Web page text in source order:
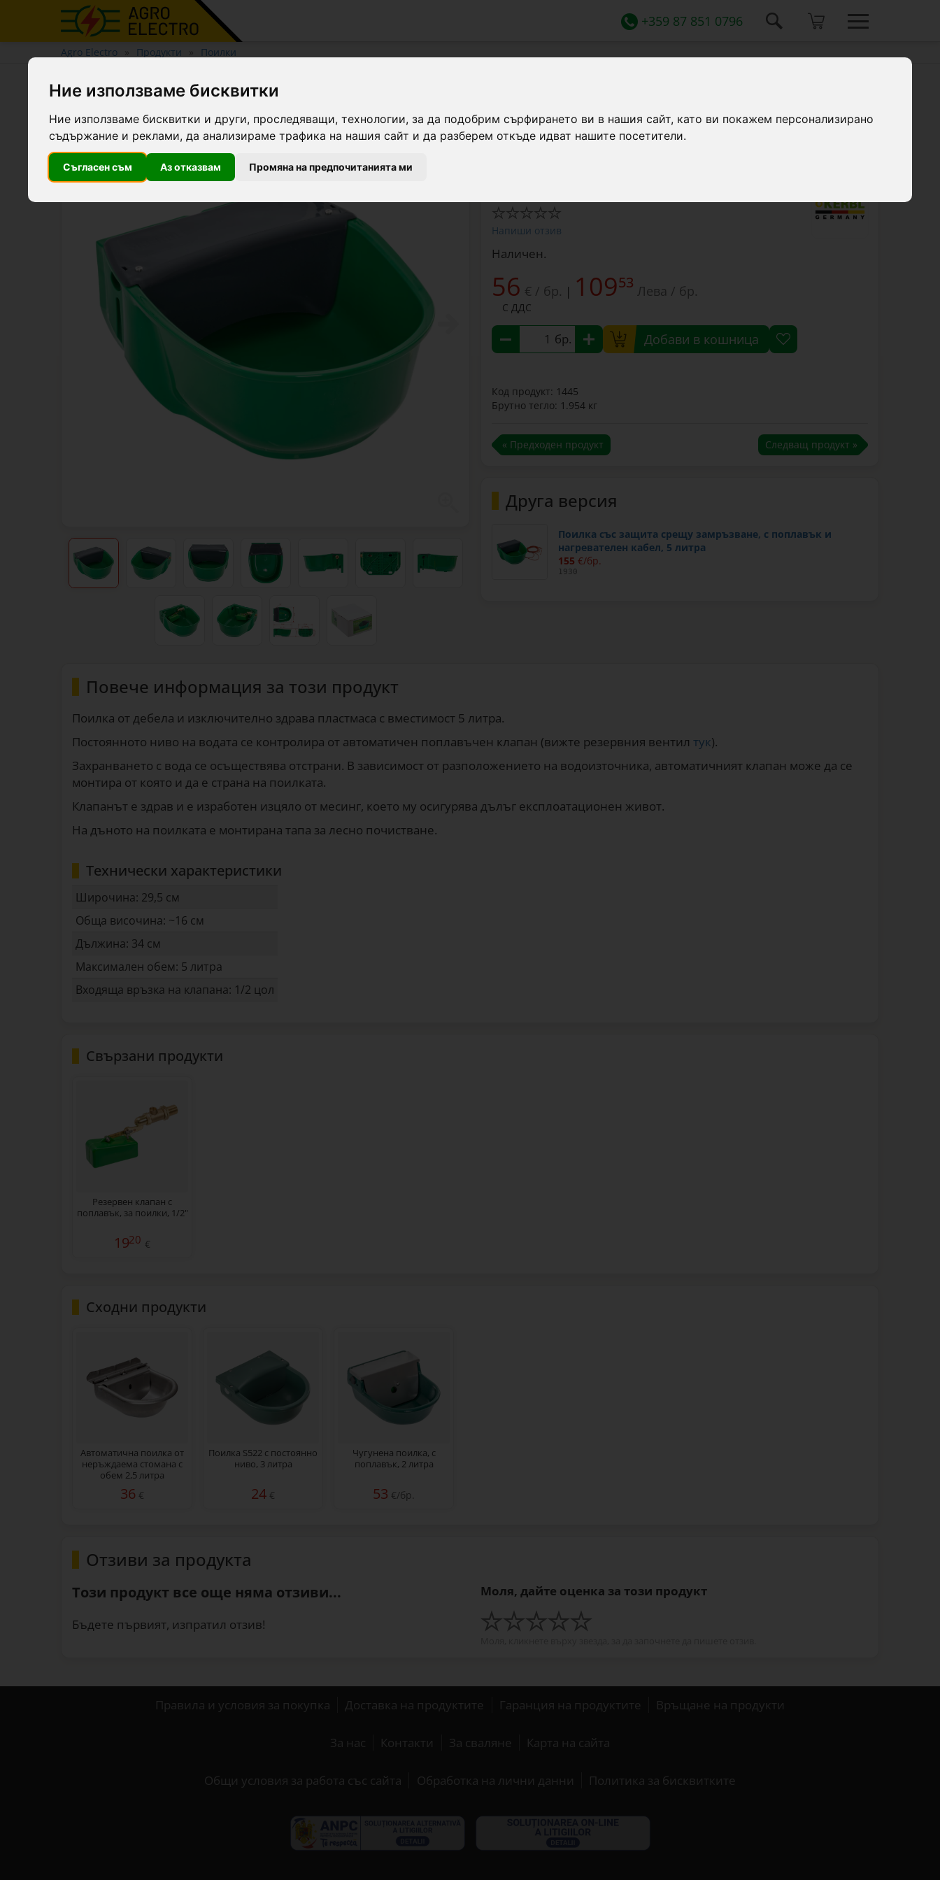
Ние използваме бисквитки
Ние използваме бисквитки и други, проследяващи, технологии, за да подобрим сърфирането ви в нашия сайт, като ви покажем персонализирано
съдържание и реклами, да анализираме трафика на нашия сайт и да разберем откъде идват нашите посетители.
Съгласен съм Аз отказвам Промяна на предпочитанията ми
+359 87 851 0796
Agro Electro Продукти Поилки
Пластмасова поилка, с поплавък, 5 литра
Пластмасова поилка с поплавъчен клапан, 5 литра.
Напиши отзив
Наличен.
56 € / бр. | 10953 Лева / бр.
С ДДС
бр. Добави в кошница
Код продукт: 1445
Брутно тегло: 1.954 кг
« Предходен продукт Следващ продукт »
Друга версия
Поилка със защита срещу замръзване, с поплавък и
нагревателен кабел, 5 литра
155 €/бр.
1930
Повече информация за този продукт
Поилка от дебела и изключително здрава пластмаса с вместимост 5 литра.
Постоянното ниво на водата се контролира от автоматичен поплавъчен клапан (вижте резервния вентил тук).
Захранването с вода се осъществява отстрани. В зависимост от разположението на водоизточника, автоматичният клапан може да се
монтира от която и да е страна на поилката.
Клапанът е здрав и е изработен изцяло от месинг, което му осигурява дълъг експлоатационен живот.
На дъното на поилката е монтирана тапа за лесно почистване.
Технически характеристики
Широчина: 29,5 см
Обща височина: ~16 см
Дължина: 34 см
Максимален обем: 5 литра
Входяща връзка на клапана: 1/2 цол
Свързани продукти
Резервен клапан с
поплавък, за поилки, 1/2"
1920 €
Сходни продукти
Автоматична поилка от
неръждаема стомана с
обем 2,5 литра
36 €
Поилка S522 с постоянно
ниво, 3 литра
24 €
Чугунена поилка, с
поплавък, 2 литра
53 €/бр.
Отзиви за продукта
Този продукт все още няма отзиви...
Бъдете първият, изпратил отзив!
Моля, дайте оценка за този продукт
Правила и условия за покупка Доставка на продуктите Гаранция на продуктите Връщане на продукти
За нас Контакти За сваляне Карта на сайта
Общи условия за работа със сайта Обработка на лични данни Политика за бисквитките